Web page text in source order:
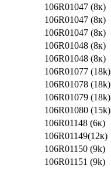
106R01047 (8к)
106R01047 (8к)
106R01047 (8к)
106R01048 (8к)
106R01048 (8к)
106R01077 (18k)
106R01078 (18k)
106R01079 (18k)
106R01080 (15k)
106R01148 (6к)
106R01149(12к)
106R01150 (9k)
106R01151 (9k)